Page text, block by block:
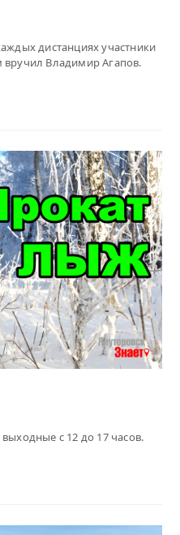
дистанциях участники
Владимир Агапов.
с 12 до 17 часов.